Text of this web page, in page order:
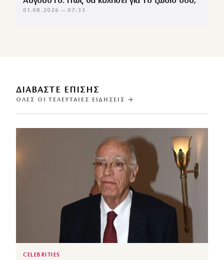
01.08.2026 — 07:33
ΔΙΑΒΑΣΤΕ ΕΠΙΣΗΣ
ΌΛΕΣ ΟΙ ΤΕΛΕΥΤΑΊΕΣ ΕΙΔΉΣΕΙΣ →
CELEBRITIES